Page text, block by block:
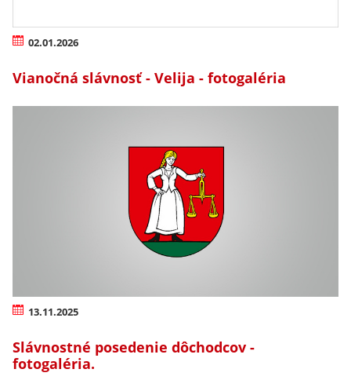
02.01.2026
Vianočná slávnosť - Velija - fotogaléria
13.11.2025
Slávnostné posedenie dôchodcov -
fotogaléria.